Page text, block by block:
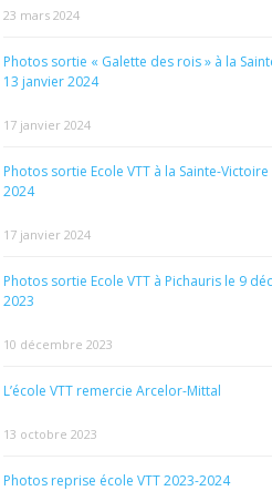
23 mars 2024
Photos sortie « Galette des rois » à la
13 janvier 2024
17 janvier 2024
Photos sortie Ecole VTT à la Sainte-
2024
17 janvier 2024
Photos sortie Ecole VTT à Pichauris le 9
2023
10 décembre 2023
L’école VTT remercie Arcelor-Mittal
13 octobre 2023
Photos reprise école VTT 2023-2024